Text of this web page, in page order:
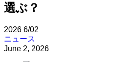
選ぶ？
2026 6/02
ニュース
June 2, 2026